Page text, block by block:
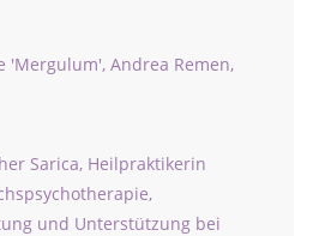
'Mergulum', Andrea Remen,
Sarica, Heilpraktikerin
und Unterstützung bei